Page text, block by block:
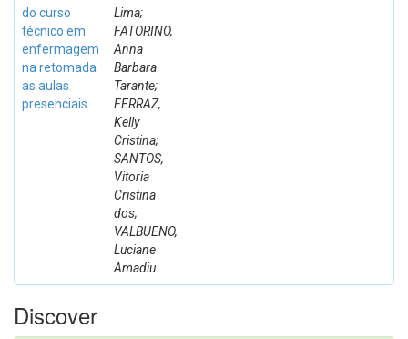
do curso
técnico em
enfermagem
na retomada
as aulas
presenciais.
Lima;
FATORINO,
Anna
Barbara
Tarante;
FERRAZ,
Kelly
Cristina;
SANTOS,
Vitoria
Cristina
dos;
VALBUENO,
Luciane
Amadiu
Discover